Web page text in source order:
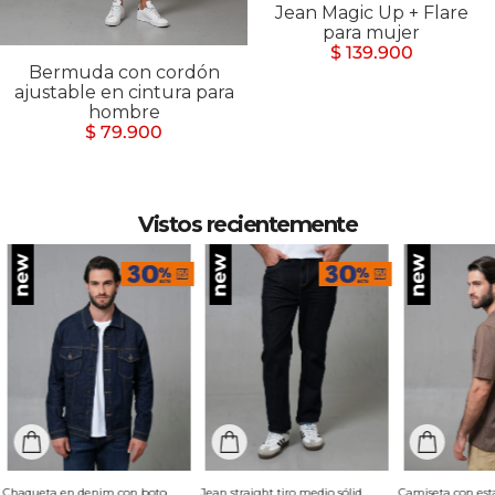
Bermuda con cordón
ajustable en cintura para
hombre
$ 79.900
Jean Magic Up + Flare
para mujer
$ 139.900
Vistos recientemente